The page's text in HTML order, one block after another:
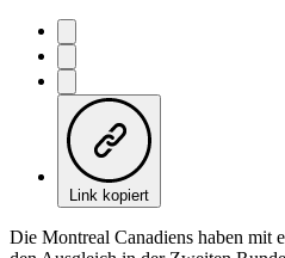
Link kopiert
Die Montreal Canadiens haben mit